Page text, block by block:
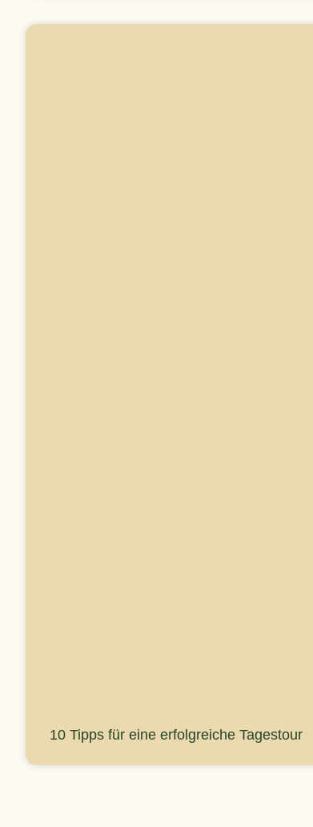
10 Tipps für eine erfolgreiche Tagestour